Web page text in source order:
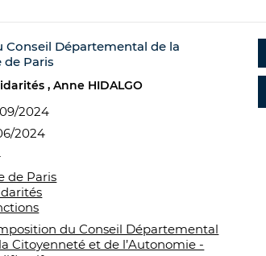
Départemental de la
de Paris
Anne HIDALGO
2024
2024
de Paris
du Conseil Départemental
Citoyenneté et de l’Autonomie -